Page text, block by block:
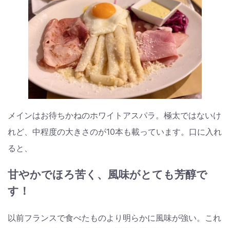
メインはお待ちかねのホワイトアスパラ。極太ではないけ
れど、中程度の大きさのが10本も載っています。口に入れ
ると、
甘やかでほろ苦く、風味がとても芳醇で
す！
以前フランスで食べたものより明らかに風味が強い。これ